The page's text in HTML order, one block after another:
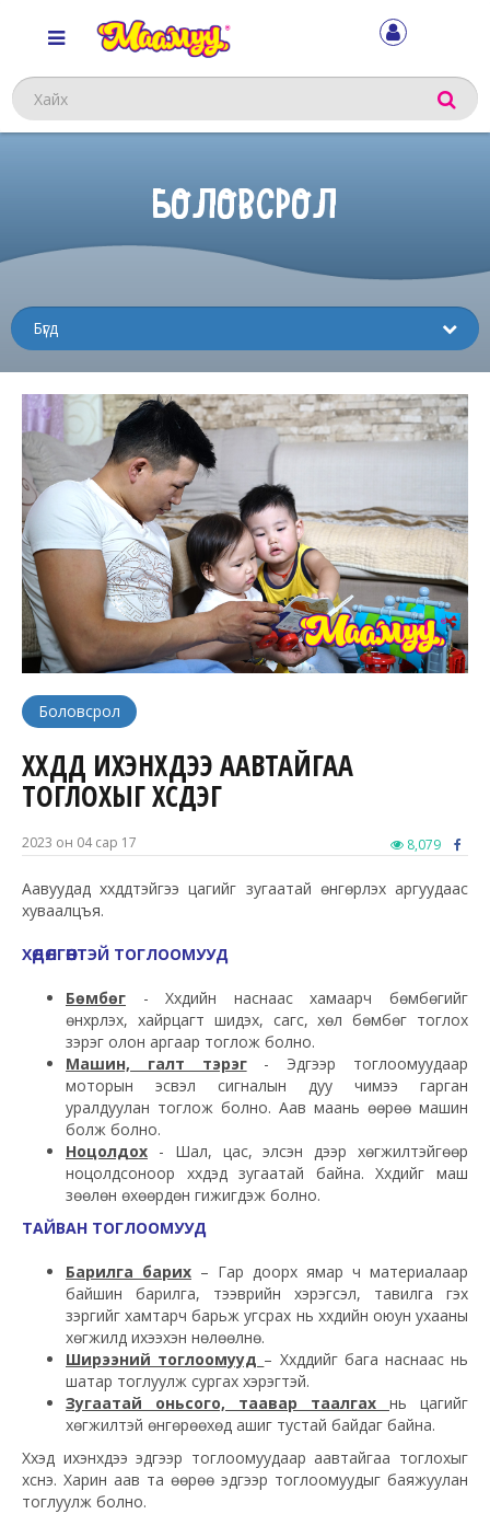
Хайх
БОЛОВСРОЛ
Боловсрол
ХҮҮХДҮҮД ИХЭНХДЭЭ ААВТАЙГАА
ТОГЛОХЫГ ХҮСДЭГ
2023 он 04 сар 17 8,079
Аавуудад хүүхдүүдтэйгээ цагийг зугаатай өнгөрүүлэх аргуудаас
хуваалцъя.
ХӨДӨЛГӨӨНТЭЙ ТОГЛООМУУД
Бөмбөг - Хүүхдийн наснаас хамаарч бөмбөгийг
өнхрүүлэх, хайрцагт шидэх, сагс, хөл бөмбөг тоглох
зэрэг олон аргаар тоглож болно.
Машин, галт тэрэг- Эдгээр тоглоомуудаар
моторын эсвэл сигналын дуу чимээ гарган
уралдуулан тоглож болно. Аав маань өөрөө машин
болж болно.
Ноцолдох - Шал, цас, элсэн дээр хөгжилтэйгөөр
ноцолдсоноор хүүхдэд зугаатай байна. Хүүхдийг маш
зөөлөн өхөөрдөн гижигдэж болно.
ТАЙВАН ТОГЛООМУУД
Барилга барих – Гар доорх ямар ч материалаар
байшин барилга, тээврийн хэрэгсэл, тавилга гэх
зэргийг хамтарч барьж угсрах нь хүүхдийн оюун ухааны
хөгжилд ихээхэн нөлөөлнө.
Ширээний тоглоомууд – Хүүхдүүдийг бага наснаас нь
шатар тоглуулж сургах хэрэгтэй.
Зугаатай оньсого, таавар таалгах нь цагийг
хөгжилтэй өнгөрөөхөд ашиг тустай байдаг байна.
Хүүхэд ихэнхдээ эдгээр тоглоомуудаар аавтайгаа тоглохыг
хүснэ. Харин аав та өөрөө эдгээр тоглоомуудыг баяжуулан
тоглуулж болно.